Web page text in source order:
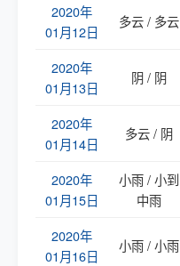
2020年
01月12日
多云 / 多云
2020年
01月13日
阴 / 阴
2020年
01月14日
多云 / 阴
2020年
01月15日
小雨 / 小到
中雨
2020年
01月16日
小雨 / 小雨